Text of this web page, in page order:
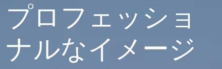
プロフェッショ
ナルなイメージ